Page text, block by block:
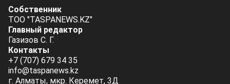
Собственник
ТОО "TASPANEWS.KZ"
Главный редактор
Газизов С. Г.
Контакты
+7 (707) 679 34 35
info@taspanews.kz
г. Алматы, мкр. Керемет, 3Д